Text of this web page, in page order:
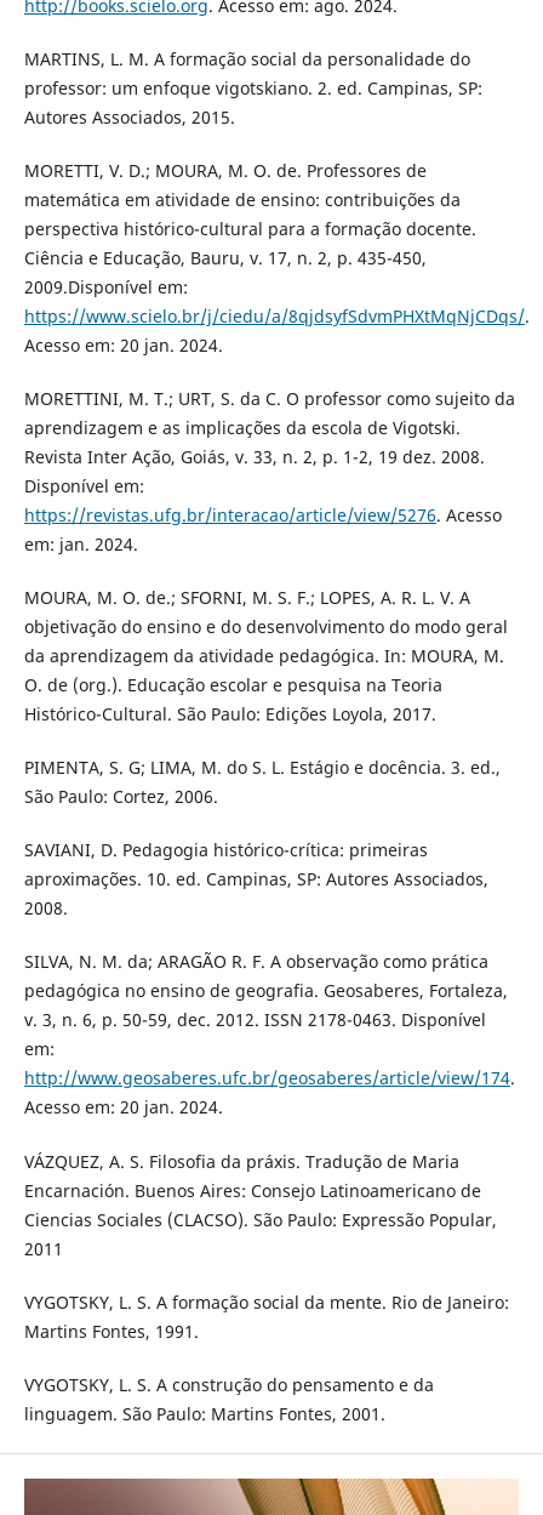
http://books.scielo.org. Acesso em: ago. 2024.
MARTINS, L. M. A formação social da personalidade do
professor: um enfoque vigotskiano. 2. ed. Campinas, SP:
Autores Associados, 2015.
MORETTI, V. D.; MOURA, M. O. de. Professores de
matemática em atividade de ensino: contribuições da
perspectiva histórico-cultural para a formação docente.
Ciência e Educação, Bauru, v. 17, n. 2, p. 435-450,
2009.Disponível em:
https://www.scielo.br/j/ciedu/a/8qjdsyfSdvmPHXtMqNjCDqs/.
Acesso em: 20 jan. 2024.
MORETTINI, M. T.; URT, S. da C. O professor como sujeito da
aprendizagem e as implicações da escola de Vigotski.
Revista Inter Ação, Goiás, v. 33, n. 2, p. 1-2, 19 dez. 2008.
Disponível em:
https://revistas.ufg.br/interacao/article/view/5276. Acesso
em: jan. 2024.
MOURA, M. O. de.; SFORNI, M. S. F.; LOPES, A. R. L. V. A
objetivação do ensino e do desenvolvimento do modo geral
da aprendizagem da atividade pedagógica. In: MOURA, M.
O. de (org.). Educação escolar e pesquisa na Teoria
Histórico-Cultural. São Paulo: Edições Loyola, 2017.
PIMENTA, S. G; LIMA, M. do S. L. Estágio e docência. 3. ed.,
São Paulo: Cortez, 2006.
SAVIANI, D. Pedagogia histórico-crítica: primeiras
aproximações. 10. ed. Campinas, SP: Autores Associados,
2008.
SILVA, N. M. da; ARAGÃO R. F. A observação como prática
pedagógica no ensino de geografia. Geosaberes, Fortaleza,
v. 3, n. 6, p. 50-59, dec. 2012. ISSN 2178-0463. Disponível
em:
http://www.geosaberes.ufc.br/geosaberes/article/view/174.
Acesso em: 20 jan. 2024.
VÁZQUEZ, A. S. Filosofia da práxis. Tradução de Maria
Encarnación. Buenos Aires: Consejo Latinoamericano de
Ciencias Sociales (CLACSO). São Paulo: Expressão Popular,
2011
VYGOTSKY, L. S. A formação social da mente. Rio de Janeiro:
Martins Fontes, 1991.
VYGOTSKY, L. S. A construção do pensamento e da
linguagem. São Paulo: Martins Fontes, 2001.